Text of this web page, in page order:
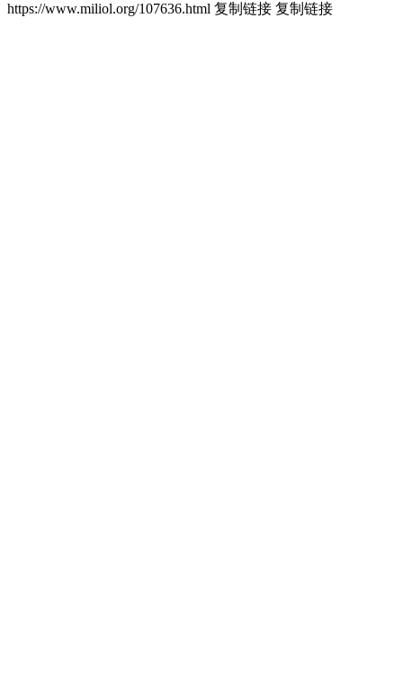
https://www.miliol.org/107636.html 复制链接 复制链接